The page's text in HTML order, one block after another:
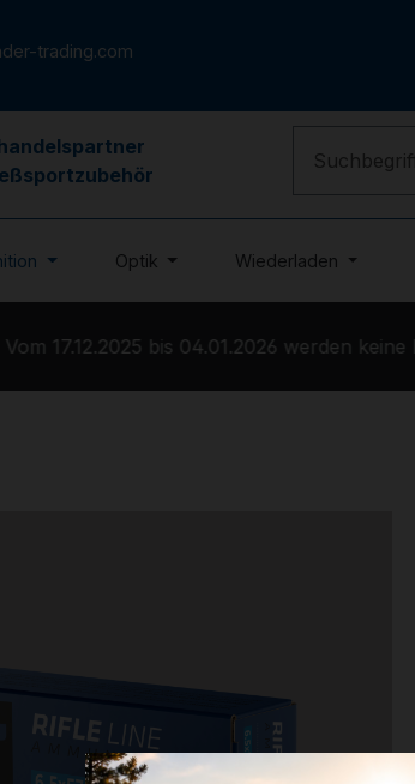
trading.com
Optik Wiederladen
17.12.2025 bis 04.01.2026 werden